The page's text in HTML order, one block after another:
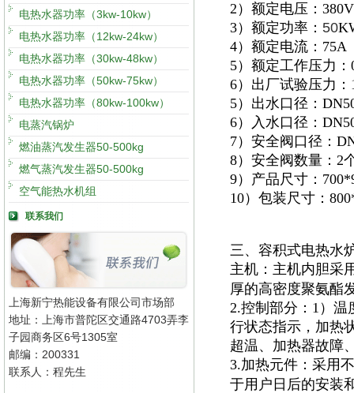
电热水器功率（3kw-10kw）
电热水器功率（12kw-24kw）
电热水器功率（30kw-48kw）
电热水器功率（50kw-75kw）
电热水器功率（80kw-100kw）
电蒸汽锅炉
燃油蒸汽发生器50-500kg
燃气蒸汽发生器50-500kg
空气能热水机组
联系我们
上海新宁热能设备有限公司市场部
地址：上海市普陀区交通路4703弄李
子园商务区6号1305室
邮编：200331
联系人：程先生
2）额定电压：380V
3）额定功率： 50
4）额定电流：75A
5）额定工作压力：
6）出厂试验压力：
5）出水口径：
6）入水口径：
7）安全阀口径：
8）安全阀数量：2
9）产品尺寸：
10）包装尺寸：
三、容积式电热水
主机：主机内胆采
厚的高密度聚氨酯
2.控制部分：1）温
行状态指示，加热
超温、加热器故障
3.加热元件：采用
于用户日后的安装